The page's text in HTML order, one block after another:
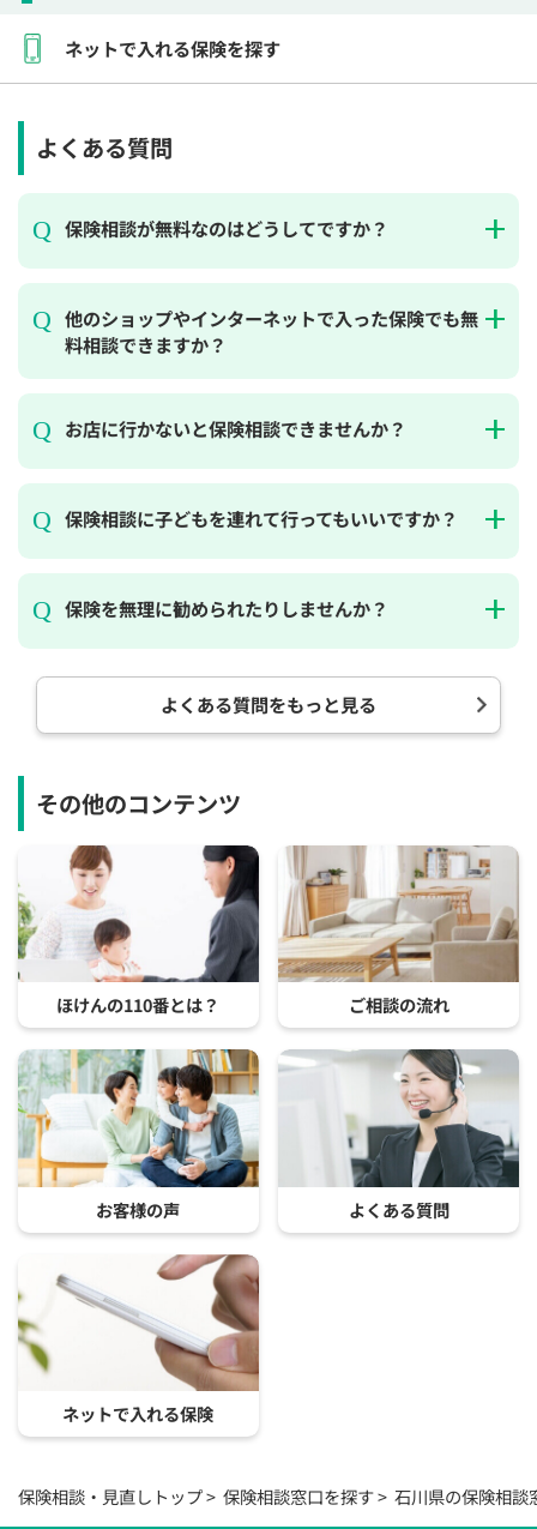
ネットで入れる保険を探す
よくある質問
保険相談が無料なのはどうしてですか？
他のショップやインターネットで入った保険でも無
料相談できますか？
お店に行かないと保険相談できませんか？
保険相談に子どもを連れて行ってもいいですか？
保険を無理に勧められたりしませんか？
よくある質問をもっと見る
その他のコンテンツ
ほけんの110番とは？ ご相談の流れ
お客様の声 よくある質問
ネットで入れる保険
保険相談・見直しトップ 保険相談窓口を探す 石川県の保険相談